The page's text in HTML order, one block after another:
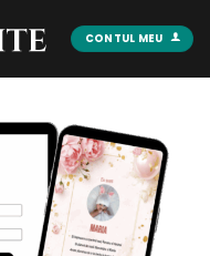
CONTUL MEU